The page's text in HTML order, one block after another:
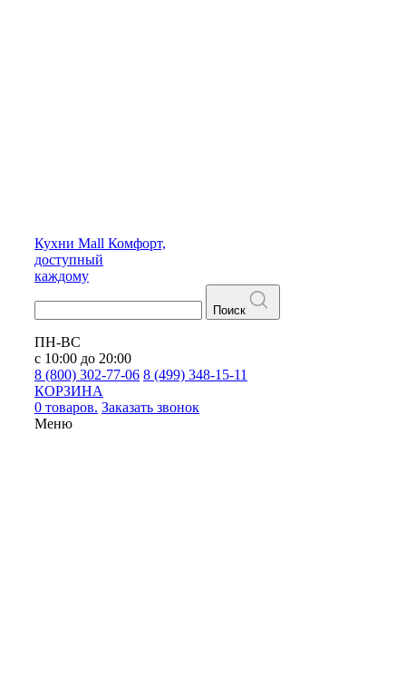
Кухни Mall Комфорт,
доступный
каждому
Поиск
ПН-ВС
с 10:00 до 20:00
8 (800) 302-77-06 8 (499) 348-15-11
КОРЗИНА
0 товаров. Заказать звонок
Меню